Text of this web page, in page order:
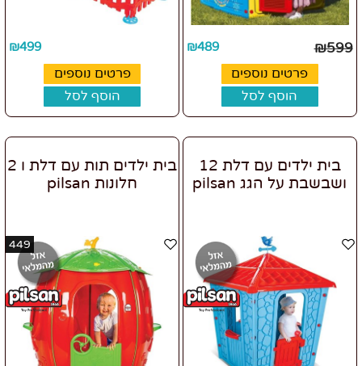
₪599
₪489
פרטים נוספים
הוסף לסל
₪499
פרטים נוספים
הוסף לסל
בית ילדים עם דלת 12
ושבשבת על הגג pilsan
בית ילדים תות עם דלת ו 2
חלונות pilsan
449